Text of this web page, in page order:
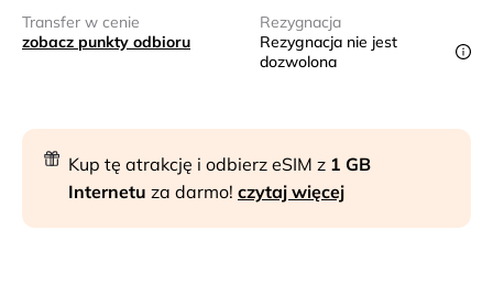
Transfer w cenie
zobacz punkty odbioru
Rezygnacja
Rezygnacja nie jest
dozwolona
Kup tę atrakcję i odbierz eSIM z 1 GB
Internetu za darmo! czytaj więcej